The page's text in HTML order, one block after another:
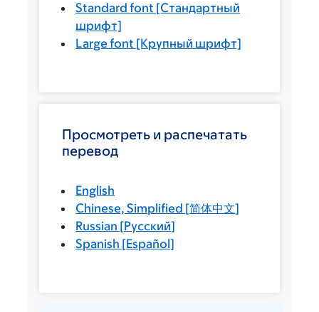
Standard font [Стандартный
шрифт]
Large font [Крупный шрифт]
Просмотреть и распечатать
перевод
English
Chinese, Simplified [简体中文]
Russian [Русский]
Spanish [Español]